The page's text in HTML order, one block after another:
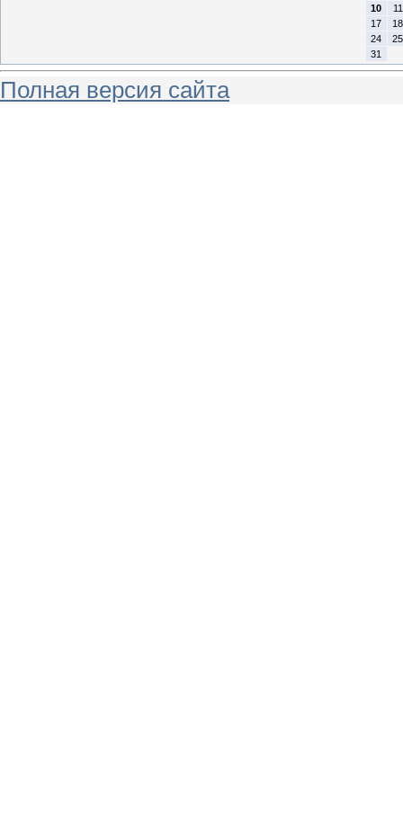
10
11
17
18
24
25
31
Полная версия сайта